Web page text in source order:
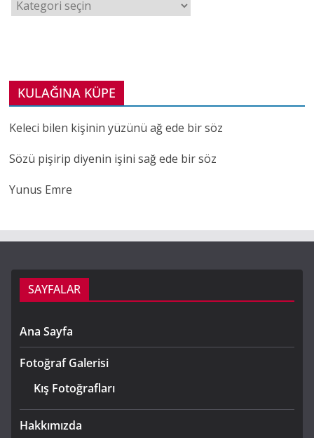
R
İ
E
İ
KULAĞINA KÜPE
Keleci bilen kişinin yüzünü ağ ede bir söz
Sözü pişirip diyenin işini sağ ede bir söz
Yunus Emre
SAYFALAR
Ana Sayfa
Fotoğraf Galerisi
Kış Fotoğrafları
Hakkımızda